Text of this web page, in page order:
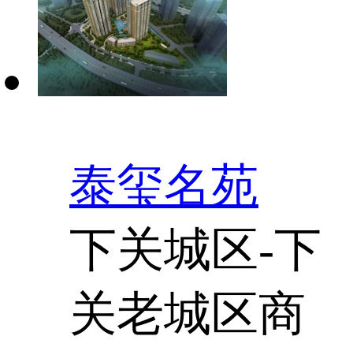
泰玺名苑
下关城区-下
关老城区商